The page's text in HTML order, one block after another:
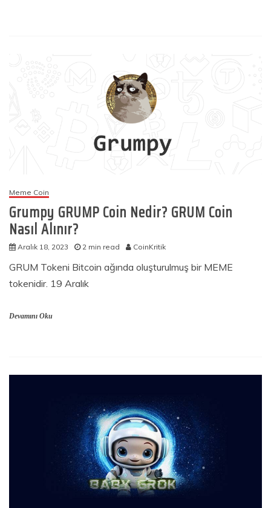
Meme Coin
Grumpy GRUMP Coin Nedir? GRUM Coin
Nasıl Alınır?
Aralık 18, 2023 2 min read CoinKritik
GRUM Tokeni Bitcoin ağında oluşturulmuş bir MEME
tokenidir. 19 Aralık
Devamını Oku